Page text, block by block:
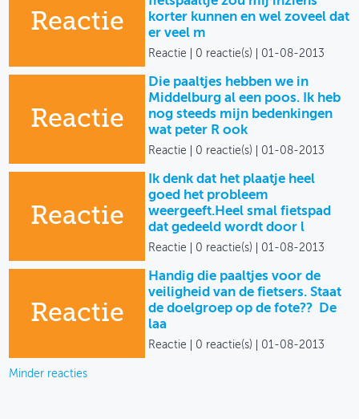
Reactie
korter kunnen en wel zoveel dat
er veel m
Reactie 0 reactie(s) 01-08-2013
Reactie
Die paaltjes hebben we in
Middelburg al een poos. Ik heb
nog steeds mijn bedenkingen
wat peter R ook
Reactie 0 reactie(s) 01-08-2013
Reactie
Ik denk dat het plaatje heel
goed het probleem
weergeeft.Heel smal fietspad
dat gedeeld wordt door l
Reactie 0 reactie(s) 01-08-2013
Reactie
Handig die paaltjes voor de
veiligheid van de fietsers. Staat
de doelgroep op de fote?? De
laa
Reactie 0 reactie(s) 01-08-2013
Minder reacties